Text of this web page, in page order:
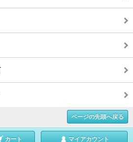
ページの先頭へ戻る
カート マイアカウント